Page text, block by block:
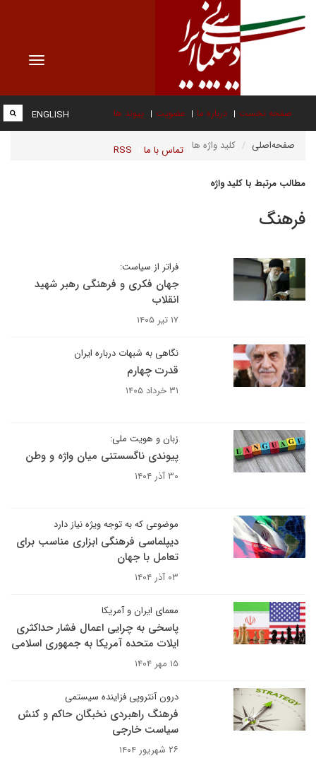
Toggle
صفحه نخست درباره ما عضویت پیوند ها
تماس با ما RSS
ENGLISH
صفحه‌اصلی کلید واژه ها
مطالب مرتبط با کلید واژه
فرهنگ
فراتر از سیاست:
جهان فکری و فرهنگی رهبر شهید
انقلاب
۱۷ تیر ۱۴۰۵
نگاهی به شبهات درباره ایران
قدرت چهارم
۳۱ خرداد ۱۴۰۵
زبان و هویت ملی:
پیوندی ناگسستنی میان واژه و وطن
۳۰ آذر ۱۴۰۴
موضوعی که به توجه ویژه نیاز دارد
دیپلماسی فرهنگی ابزاری مناسب برای
تعامل با جهان
۰۳ آذر ۱۴۰۴
معمای ایران و آمریکا
پاسخی به چرایی اعمال فشار حداکثری
ایلات متحده آمریکا به جمهوری اسلامی
۱۵ مهر ۱۴۰۴
درون آنتروپی فزاینده سیستمی
فرهنگ راهبردی نخبگان حاکم و کنش
سیاست خارجی
۲۶ شهریور ۱۴۰۴